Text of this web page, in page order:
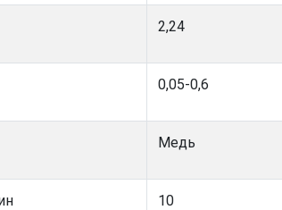
2,24
0,05-0,6
Медь
10